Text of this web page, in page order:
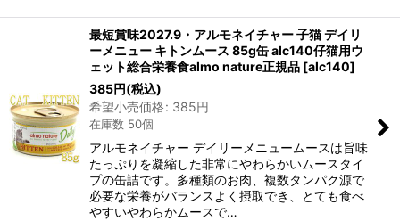
最短賞味2027.9・アルモネイチャー 子猫 デイリ
ーメニュー キトンムース 85g缶 alc140仔猫用ウ
ェット総合栄養食almo nature正規品 [alc140]
385円(税込)
希望小売価格: 385円
在庫数 50個
アルモネイチャー デイリーメニュームースは旨味
たっぷりを凝縮した非常にやわらかいムースタイ
プの缶詰です。多種類のお肉、複数タンパク源で
必要な栄養がバランスよく摂取でき、とても食べ
やすいやわらかムースで…